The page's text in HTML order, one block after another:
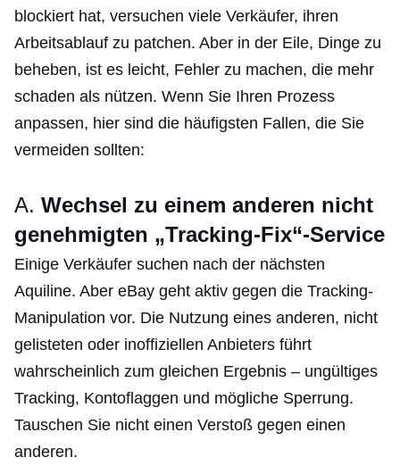
blockiert hat, versuchen viele Verkäufer, ihren
Arbeitsablauf zu patchen. Aber in der Eile, Dinge zu
beheben, ist es leicht, Fehler zu machen, die mehr
schaden als nützen. Wenn Sie Ihren Prozess
anpassen, hier sind die häufigsten Fallen, die Sie
vermeiden sollten:
A. Wechsel zu einem anderen nicht
genehmigten „Tracking-Fix“-Service
Einige Verkäufer suchen nach der nächsten
Aquiline. Aber eBay geht aktiv gegen die Tracking-
Manipulation vor. Die Nutzung eines anderen, nicht
gelisteten oder inoffiziellen Anbieters führt
wahrscheinlich zum gleichen Ergebnis – ungültiges
Tracking, Kontoflaggen und mögliche Sperrung.
Tauschen Sie nicht einen Verstoß gegen einen
anderen.